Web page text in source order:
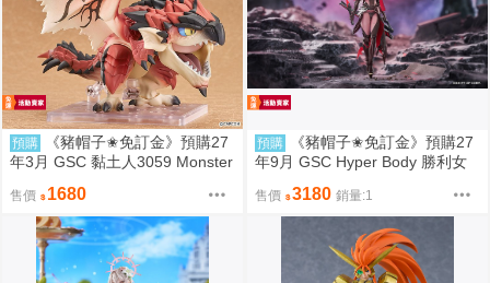
預購
《豬帽子✬免訂金》預購27
年3月 GSC 黏土人3059 Monster
06
售價 1680
預購
《豬帽子✬免訂金》預購27
年9月 GSC Hyper Body 勝利女
售價 3180 銷量:1